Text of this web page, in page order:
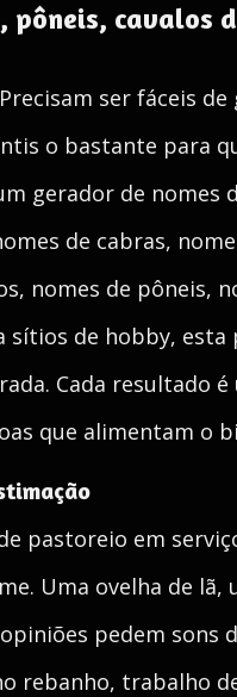
pôneis, cavalos
ser fáceis
o bastante para
gerador de nomes
de cabras,
nomes de pôneis,
sítios de hobby, esta
Cada resultado
que alimentam o
pastoreio em
Uma ovelha de lã,
pedem sons
rebanho, trabalho